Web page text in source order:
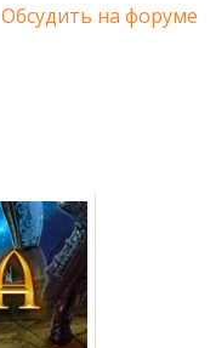
Обсудить на форуме